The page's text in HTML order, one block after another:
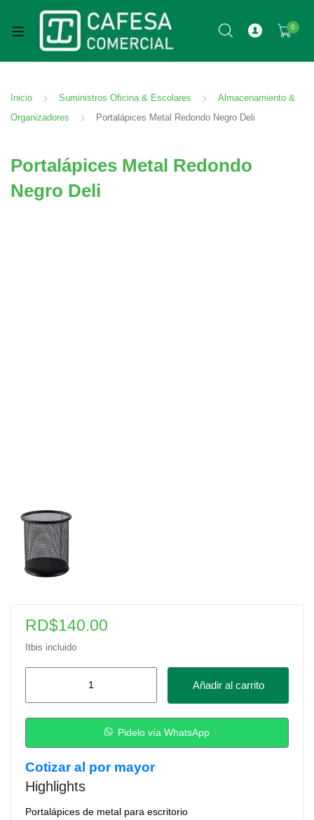
0
Inicio Suministros Oficina & Escolares
Almacenamiento &
Organizadores
Portalápices Metal Redondo Negro Deli
Portalápices Metal Redondo
Negro Deli
RD$140.00
Itbis incluido
Deli
cantidad
Añadir al carrito
Pidelo vía WhatsApp
Cotizar al por mayor
Highlights
Portalápices de metal para escritorio